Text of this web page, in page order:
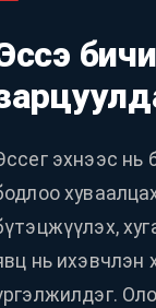
эхнээс нь
нь ихэвчлэн